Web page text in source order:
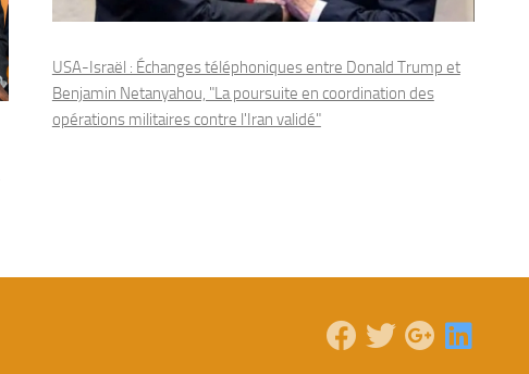
USA-Israël : Échanges téléphoniques entre Donald Trump et
Benjamin Netanyahou, "La poursuite en coordination des
opérations militaires contre l'Iran validé"